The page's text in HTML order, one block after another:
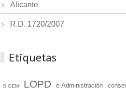
Alicante
R.D. 1720/2007
Etiquetas
SIGEM LOPD e-Administración